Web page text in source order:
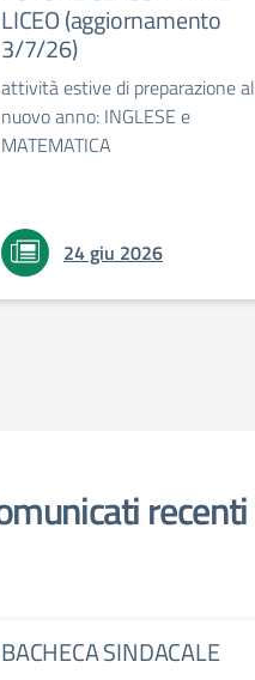
LICEO (aggiornamento
3/7/26)
attività estive di preparazione al
nuovo anno: INGLESE e
MATEMATICA
24 giu 2026
recenti
BACHECA SINDACALE